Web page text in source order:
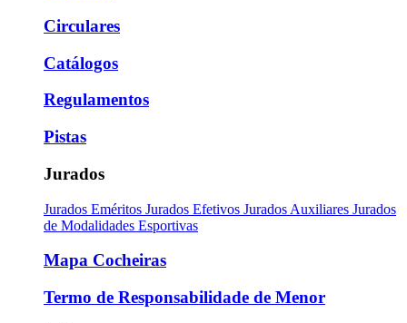
Circulares
Catálogos
Regulamentos
Pistas
Jurados
Jurados Eméritos Jurados Efetivos Jurados Auxiliares Jurados
de Modalidades Esportivas
Mapa Cocheiras
Termo de Responsabilidade de Menor